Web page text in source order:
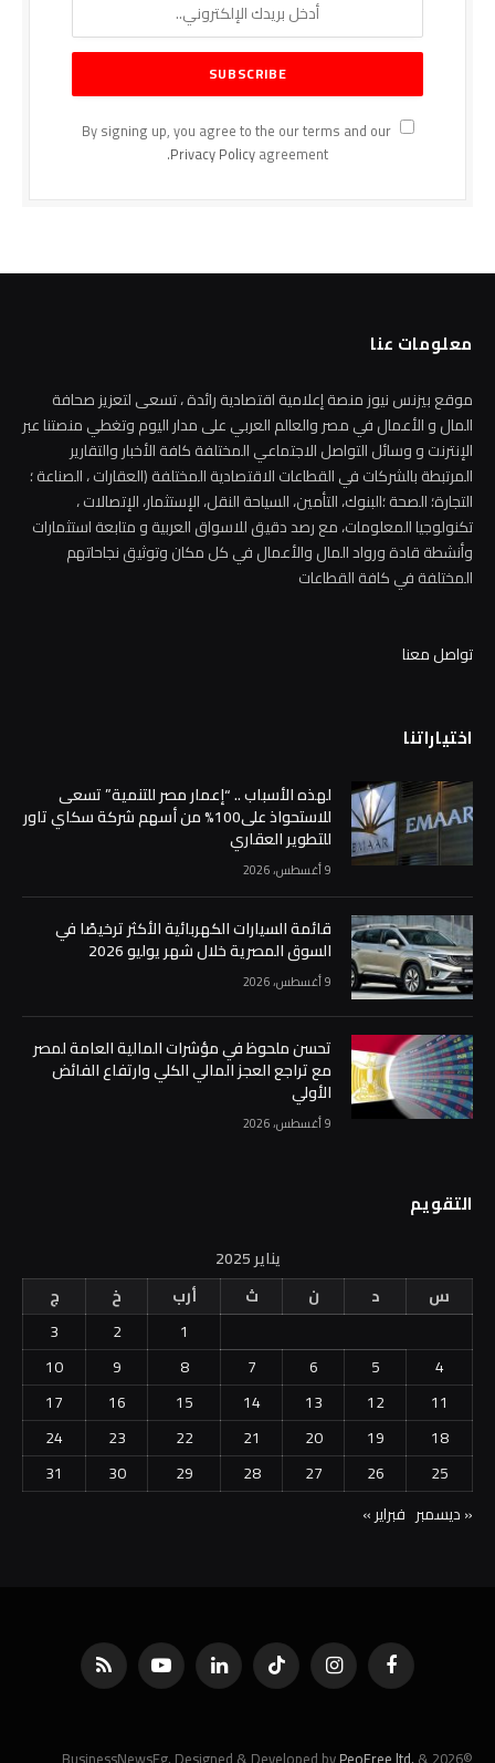
By signing up, you agree to the our terms and our
Privacy Policyagreement.
معلومات عنا
موقع بيزنس نيوز منصة إعلامية اقتصادية رائدة ، تسعى لتعزيز صحافة
المال و الأعمال في مصر والعالم العربي على مدار اليوم وتغطي منصتنا عبر
الإنترنت و وسائل التواصل الاجتماعي المختلفة كافة الأخبار والتقارير
المرتبطة بالشركات في القطاعات الاقتصادية المختلفة (العقارات ، الصناعة ؛
التجارة؛ الصحة ؛البنوك، التأمين، السياحة النقل، الإستثمار، الإتصالات ،
تكنولوجيا المعلومات، مع رصد دقيق للاسواق العربية و متابعة استثمارات
وأنشطة قادة ورواد المال والأعمال في كل مكان وتوثيق نجاحاتهم
المختلفة في كافة القطاعات
تواصل معنا
اختياراتنا
لهذه الأسباب .. “إعمار مصر للتنمية” تسعى
للاستحواذ على100% من أسهم شركة سكاي تاور
للتطوير العقاري
9 أغسطس، 2026
قائمة السيارات الكهربائية الأكثر ترخيصًا في
السوق المصرية خلال شهر يوليو 2026
9 أغسطس، 2026
تحسن ملحوظ في مؤشرات المالية العامة لمصر
مع تراجع العجز المالي الكلي وارتفاع الفائض
الأولي
9 أغسطس، 2026
التقويم
يناير 2025
س
د ن ث أرب خ
ج
1
2
3
4
5
6
7
8
9
10
11
12
13
14
15
16
17
18
19
20
21
22
23
24
25
26
27
28
29
30
31
« ديسمبر فبراير »
فيسبوك الانستغرامتيكتوك لينكدإن يوتيوب RSS